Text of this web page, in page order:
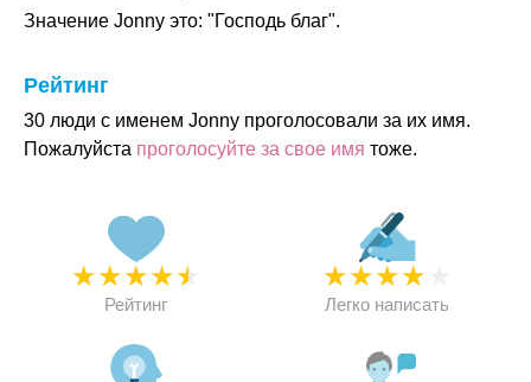
Значение Jonny это: "Господь благ".
Рейтинг
30 люди с именем Jonny проголосовали за их имя.
Пожалуйста проголосуйте за свое имя тоже.
★★★★★
Рейтинг
★★★★
Легко написать